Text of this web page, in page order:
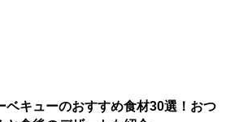
ベキューのおすすめ食材30選！おつ